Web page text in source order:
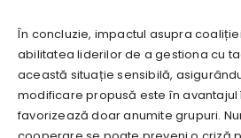
În concluzie, impactul asupra
abilitatea liderilor de a gestiona cu
această situație sensibilă,
modificare propusă este în avantajul
favorizează doar anumite grupuri.